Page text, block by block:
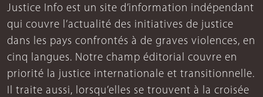
Justice Info est un site d’information indépendant
qui couvre l’actualité des initiatives de justice
dans les pays confrontés à de graves violences, en
cinq langues. Notre champ éditorial couvre en
priorité la justice internationale et transitionnelle.
Il traite aussi, lorsqu’elles se trouvent à la croisée